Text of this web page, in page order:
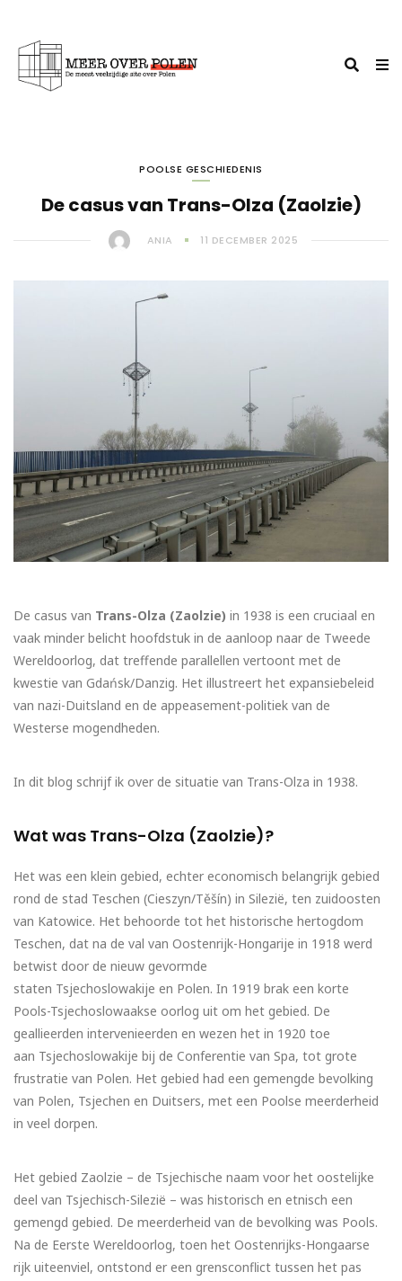
POOLSE GESCHIEDENIS
De casus van Trans-Olza (Zaolzie)
ANIA 11 DECEMBER 2025
De casus van Trans-Olza (Zaolzie) in 1938 is een cruciaal en
vaak minder belicht hoofdstuk in de aanloop naar de Tweede
Wereldoorlog, dat treffende parallellen vertoont met de
kwestie van Gdańsk/Danzig. Het illustreert het expansiebeleid
van nazi-Duitsland en de appeasement-politiek van de
Westerse mogendheden.
In dit blog schrijf ik over de situatie van Trans-Olza in 1938.
Wat was Trans-Olza (Zaolzie)?
Het was een klein gebied, echter economisch belangrijk gebied
rond de stad Teschen (Cieszyn/Těšín) in Silezië, ten zuidoosten
van Katowice. Het behoorde tot het historische hertogdom
Teschen, dat na de val van Oostenrijk-Hongarije in 1918 werd
betwist door de nieuw gevormde
staten Tsjechoslowakije en Polen. In 1919 brak een korte
Pools-Tsjechoslowaakse oorlog uit om het gebied. De
geallieerden intervenieerden en wezen het in 1920 toe
aan Tsjechoslowakije bij de Conferentie van Spa, tot grote
frustratie van Polen. Het gebied had een gemengde bevolking
van Polen, Tsjechen en Duitsers, met een Poolse meerderheid
in veel dorpen.
Het gebied Zaolzie – de Tsjechische naam voor het oostelijke
deel van Tsjechisch-Silezië – was historisch en etnisch een
gemengd gebied. De meerderheid van de bevolking was Pools.
Na de Eerste Wereldoorlog, toen het Oostenrijks-Hongaarse
rijk uiteenviel, ontstond er een grensconflict tussen het pas